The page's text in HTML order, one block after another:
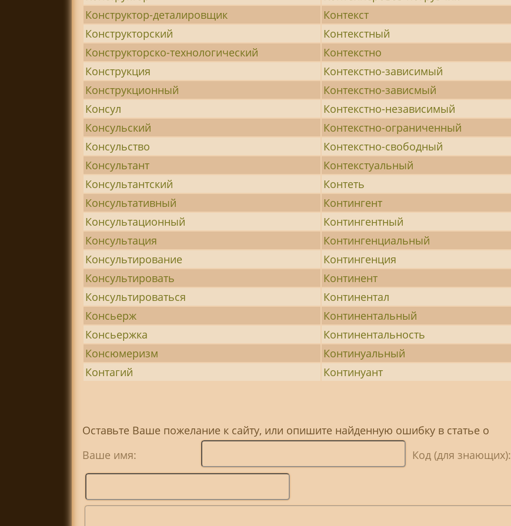
Конструктор-деталировщик
Контекст
Конструкторский
Контекстный
Конструкторско-технологический
Контекстно
Конструкция
Контекстно-зависимый
Конструкционный
Контекстно-зависмый
Консул
Контекстно-независимый
Консульский
Контекстно-ограниченный
Консульство
Контекстно-свободный
Консультант
Контекстуальный
Консультантский
Контеть
Консультативный
Контингент
Консультационный
Контингентный
Консультация
Контингенциальный
Консультирование
Контингенция
Консультировать
Континент
Консультироваться
Континентал
Консьерж
Континентальный
Консьержка
Континентальность
Консюмеризм
Континуальный
Контагий
Континуант
Оставьте Ваше пожелание к сайту, или опишите найденную ошибку в статье о
Ваше имя:
Код (для знающих):